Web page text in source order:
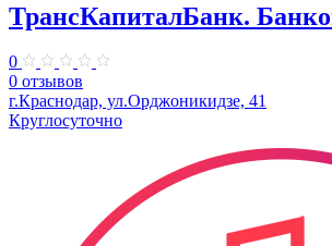
ТрансКапиталБанк.
0
0 отзывов
г.Краснодар, ул.​Орджоникидзе, 41
Круглосуточно